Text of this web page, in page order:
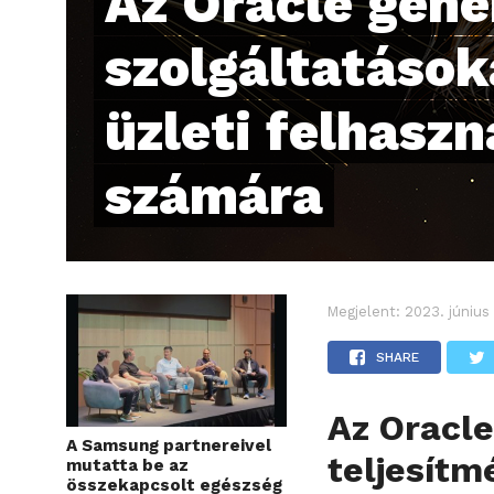
üzleti
számára
A Samsung partnereivel
mutatta be az
összekapcsolt egészség
Megjelent: 2023.
SHARE
Az